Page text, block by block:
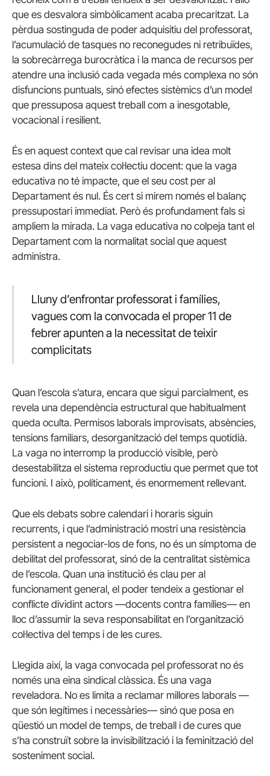
que es desvalora simbòlicament acaba precaritzat. La
pèrdua sostinguda de poder adquisitiu del professorat,
l’acumulació de tasques no reconegudes ni retribuïdes,
la sobrecàrrega burocràtica i la manca de recursos per
atendre una inclusió cada vegada més complexa no són
disfuncions puntuals, sinó efectes sistèmics d’un model
que pressuposa aquest treball com a inesgotable,
vocacional i resilient.
És en aquest context que cal revisar una idea molt
estesa dins del mateix col·lectiu docent: que la vaga
educativa no té impacte, que el seu cost per al
Departament és nul. És cert si mirem només el balanç
pressupostari immediat. Però és profundament fals si
ampliem la mirada. La vaga educativa no colpeja tant el
Departament com la normalitat social que aquest
administra.
Lluny d’enfrontar professorat i famílies,
vagues com la convocada el proper 11 de
febrer apunten a la necessitat de teixir
complicitats
Quan l’escola s’atura, encara que sigui parcialment, es
revela una dependència estructural que habitualment
queda oculta. Permisos laborals improvisats, absències,
tensions familiars, desorganització del temps quotidià.
La vaga no interromp la producció visible, però
desestabilitza el sistema reproductiu que permet que tot
funcioni. I això, políticament, és enormement rellevant.
Que els debats sobre calendari i horaris siguin
recurrents, i que l’administració mostri una resistència
persistent a negociar-los de fons, no és un símptoma de
debilitat del professorat, sinó de la centralitat sistèmica
de l’escola. Quan una institució és clau per al
funcionament general, el poder tendeix a gestionar el
conflicte dividint actors —docents contra famílies— en
lloc d’assumir la seva responsabilitat en l’organització
col·lectiva del temps i de les cures.
Llegida així, la vaga convocada pel professorat no és
només una eina sindical clàssica. És una vaga
reveladora. No es limita a reclamar millores laborals —
que són legítimes i necessàries— sinó que posa en
qüestió un model de temps, de treball i de cures que
s’ha construït sobre la invisibilització i la feminització del
sosteniment social.